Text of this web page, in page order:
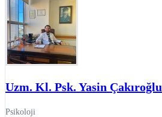
Uzm. Kl. Psk. Yasin Çakıroğlu
Psikoloji